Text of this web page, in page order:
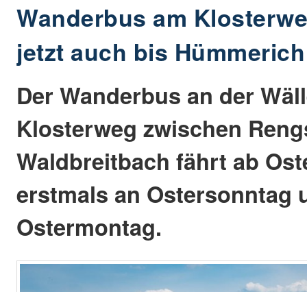
Wanderbus am
jetzt auch bis Hümmerich
Der Wanderbus an der
Klosterweg zwischen
Waldbreitbach fährt ab
erstmals an Ostersonntag
Ostermontag.